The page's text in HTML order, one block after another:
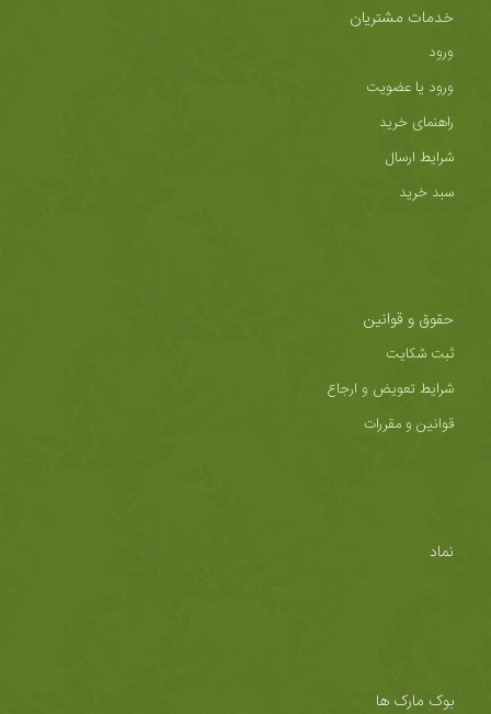
خدمات مشتریان
ورود
ورود یا عضویت
راهنمای خرید
شرایط ارسال
سبد خرید
حقوق و قوانین
ثبت شکایت
شرایط تعویض و ارجاع
قوانین و مقررات
نماد
بوک مارک ها